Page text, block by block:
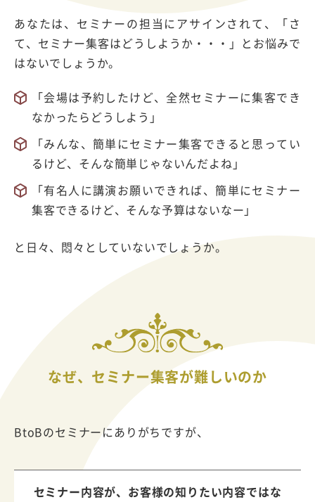
あなたは、セミナーの担当にアサインされて、「さ
て、セミナー集客はどうしようか・・・」とお悩みで
はないでしょうか。
「会場は予約したけど、全然セミナーに集客でき
なかったらどうしよう」
「みんな、簡単にセミナー集客できると思ってい
るけど、そんな簡単じゃないんだよね」
「有名人に講演お願いできれば、簡単にセミナー
集客できるけど、そんな予算はないなー」
と日々、悶々としていないでしょうか。
なぜ、セミナー集客が難しいのか
BtoBのセミナーにありがちですが、
セミナー内容が、お客様の知りたい内容ではな